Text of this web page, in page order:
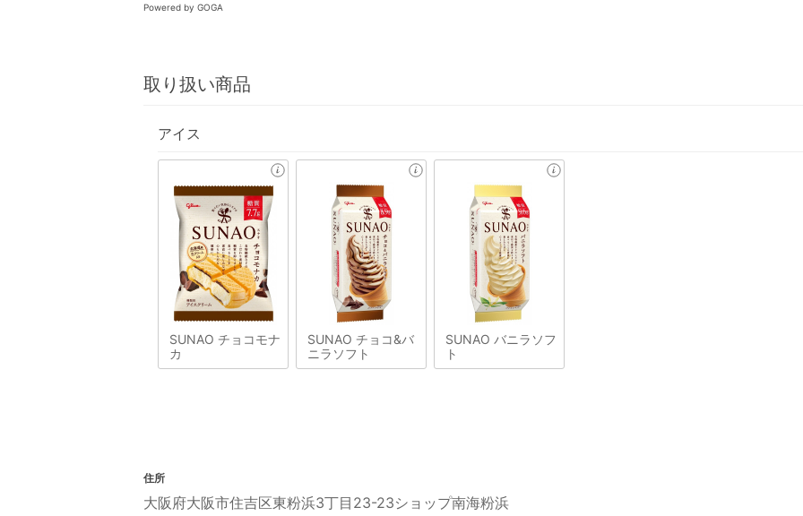
Powered by GOGA
取り扱い商品
アイス
SUNAO チョコモナ
カ
SUNAO チョコ&バ
ニラソフト
SUNAO バニラソフ
ト
住所
大阪府大阪市住吉区東粉浜3丁目23-23ショップ南海粉浜